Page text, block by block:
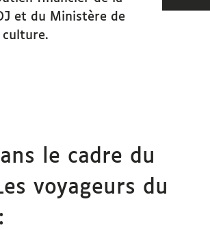
et du Ministère de
culture.
le cadre du
voyageurs du